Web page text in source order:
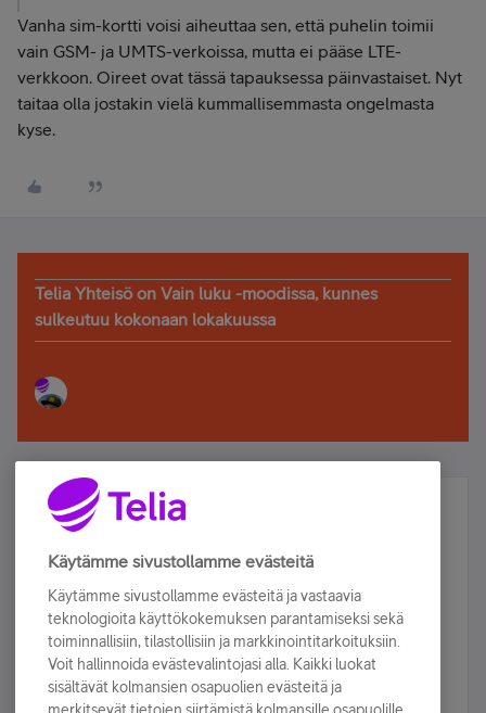
Vanha sim-kortti voisi aiheuttaa sen, että puhelin toimii
vain GSM- ja UMTS-verkoissa, mutta ei pääse LTE-
verkkoon. Oireet ovat tässä tapauksessa päinvastaiset. Nyt
taitaa olla jostakin vielä kummallisemmasta ongelmasta
kyse.
Telia Yhteisö on Vain luku -moodissa, kunnes
sulkeutuu kokonaan lokakuussa
Älä jää paitsi – osallistu ja voita!
Tilaa Telian uutiskirje ja olet mukana arvonnassa.
sähköpostiisi.
Tilaa nyt
Käytämme sivustollamme evästeitä
Käytämme sivustollamme evästeitä ja vastaavia
teknologioita käyttökokemuksen parantamiseksi sekä
toiminnallisiin, tilastollisiin ja markkinointitarkoituksiin.
Voit hallinnoida evästevalintojasi alla. Kaikki luokat
sisältävät kolmansien osapuolien evästeitä ja